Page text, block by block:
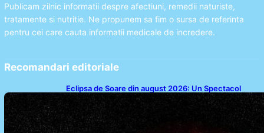
Publicam zilnic informatii despre afectiuni, remedii naturiste,
tratamente si nutritie. Ne propunem sa fim o sursa de referinta
pentru cei care cauta informatii medicale de incredere.
Recomandari editoriale
Eclipsa de Soare din august 2026: Un Spectacol
Astronomic Pe Cerul României